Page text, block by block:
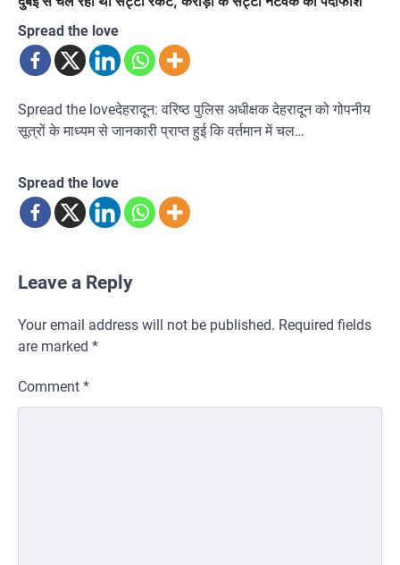
Spread the love
Spread the loveदेहरादून: वरिष्ठ पुलिस अधीक्षक देहरादून को गोपनीय
सूत्रों के माध्यम से जानकारी प्राप्त हुई कि वर्तमान में चल…
Spread the love
Leave a Reply
Your email address will not be published. Required fields
are marked *
Comment *